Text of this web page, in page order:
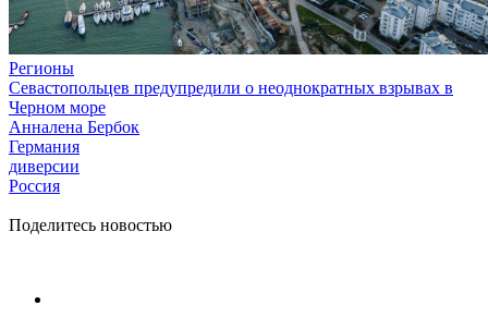
Регионы
Севастопольцев предупредили о неоднократных взрывах в
Черном море
Анналена Бербок
Германия
диверсии
Россия
Поделитесь новостью